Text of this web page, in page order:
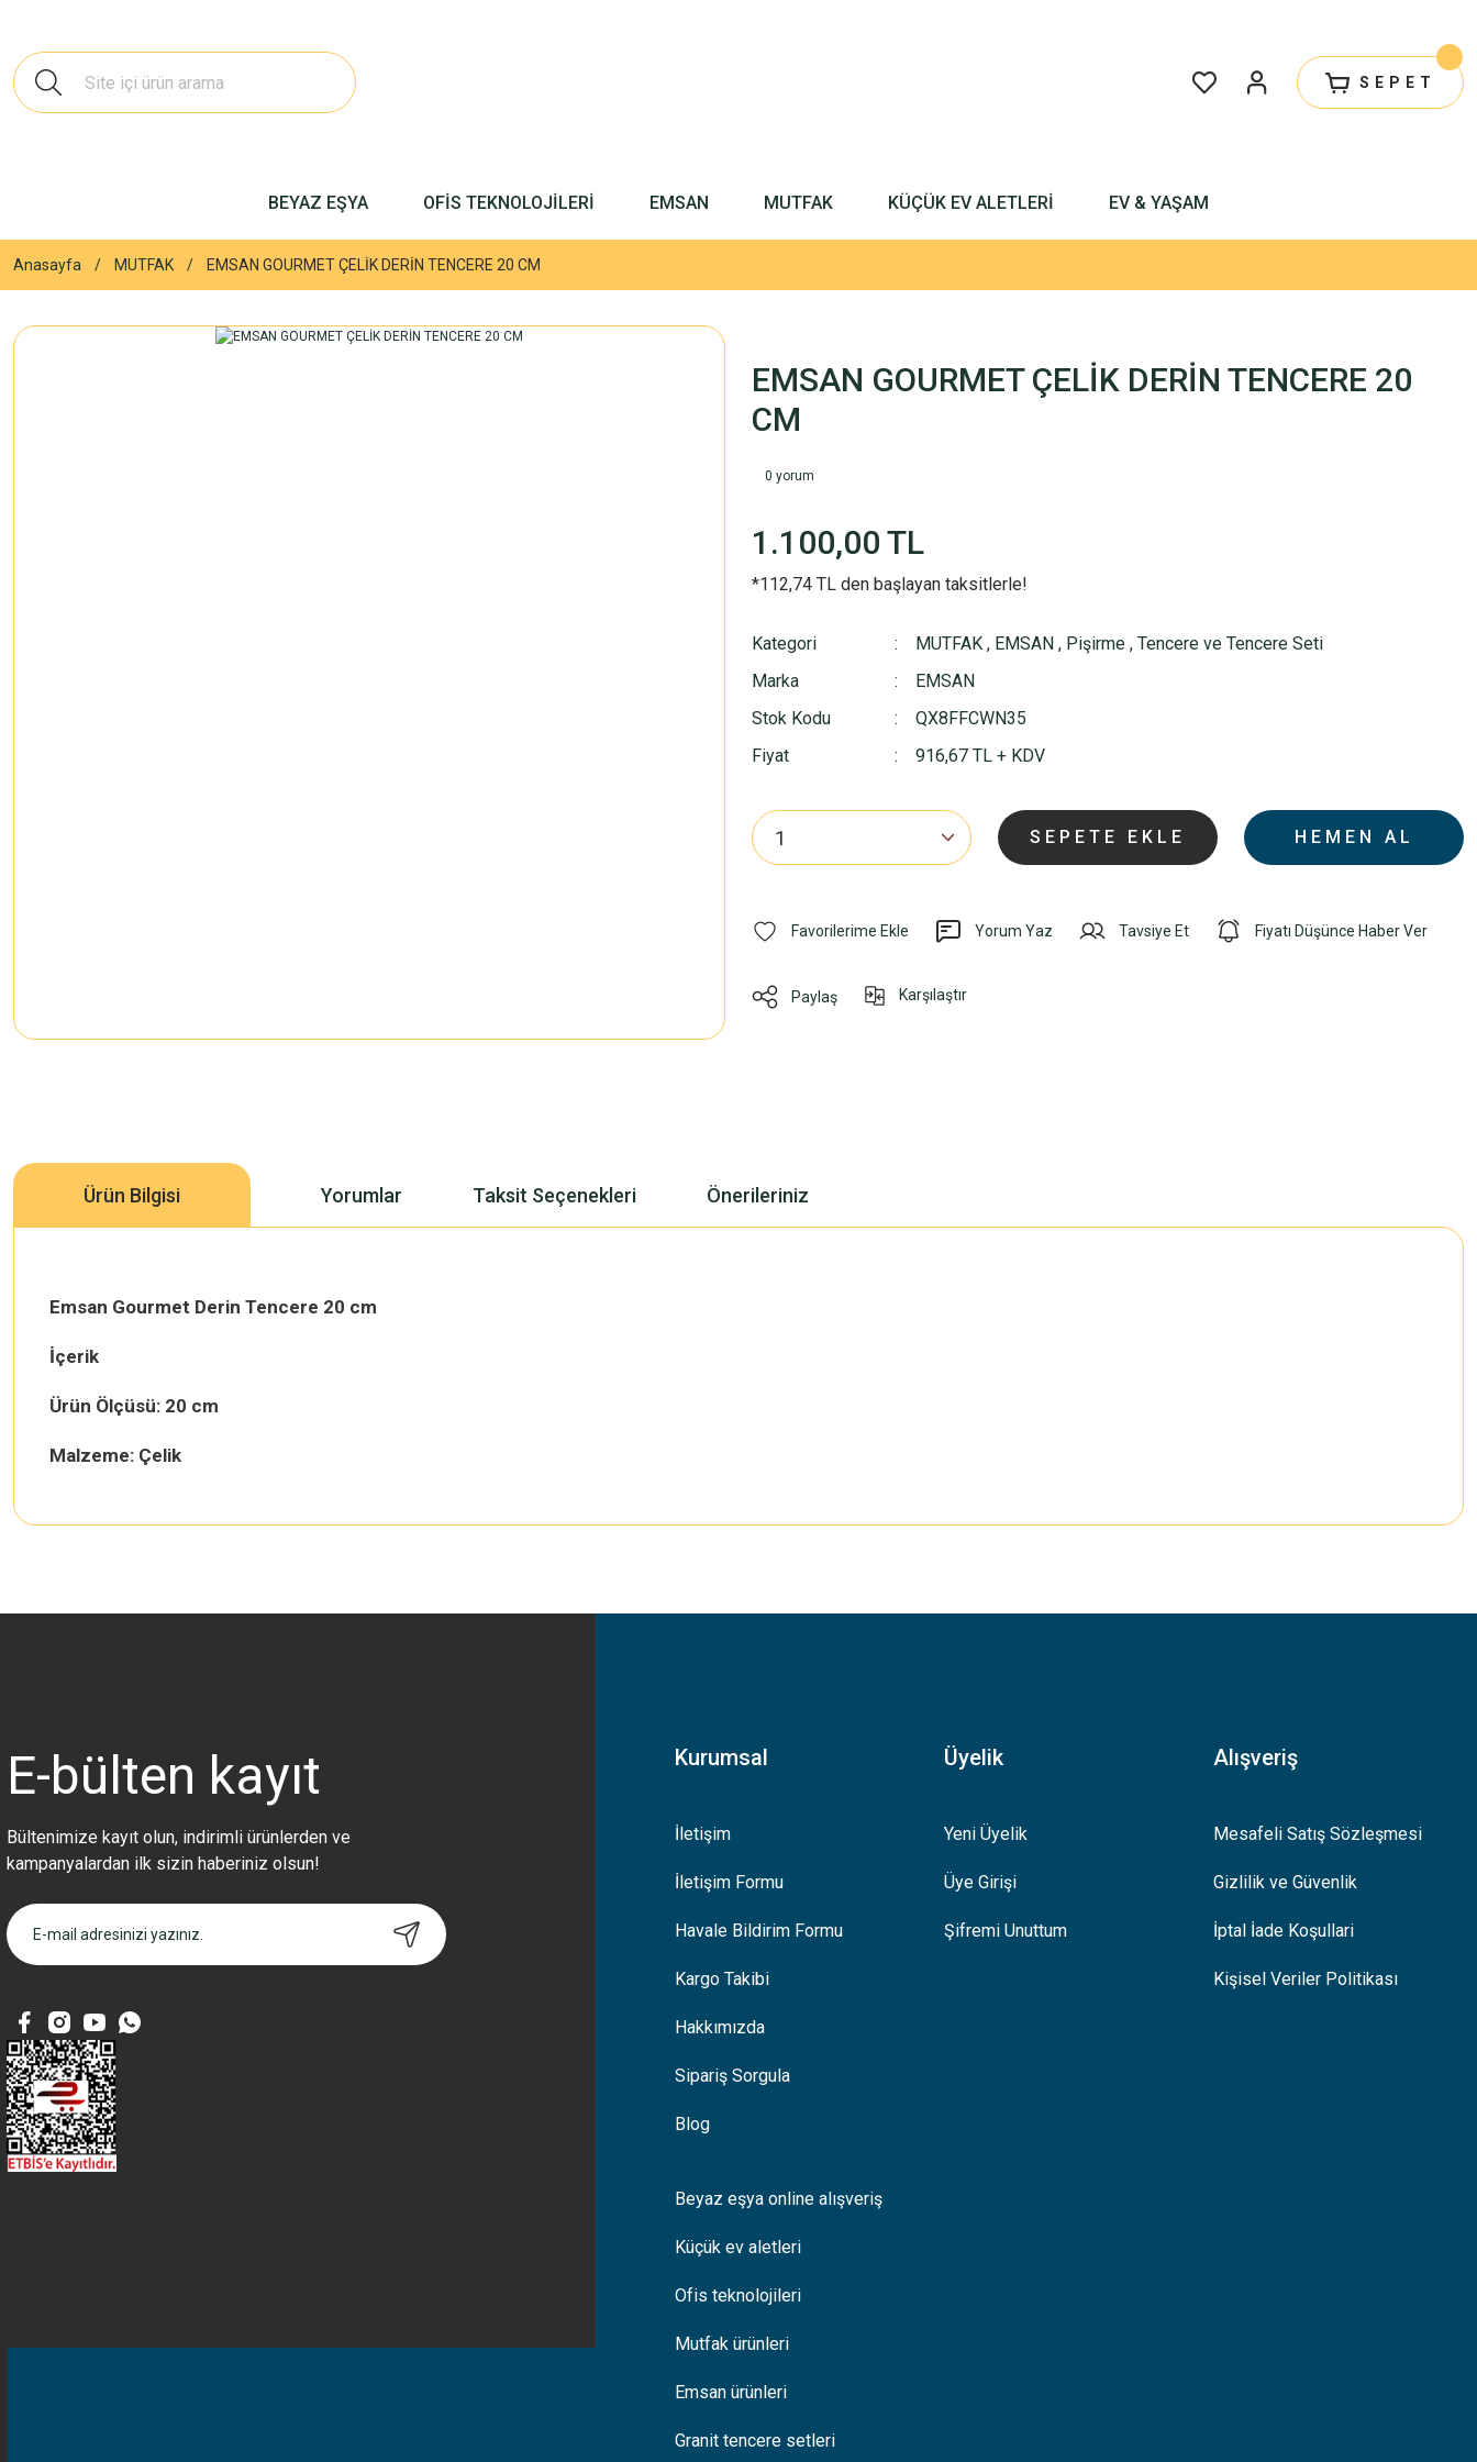
SEPET
BEYAZ EŞYA OFİS TEKNOLOJİLERİ EMSAN MUTFAK KÜÇÜK EV ALETLERİ EV & YAŞAM
Anasayfa MUTFAK EMSAN GOURMET ÇELİK DERİN TENCERE 20 CM
EMSAN GOURMET ÇELİK DERİN TENCERE 20
CM
0 yorum
1.100,00 TL
*112,74 TL den başlayan taksitlerle!
Kategori MUTFAK , EMSAN , Pişirme , Tencere ve Tencere Seti
Marka
EMSAN
Stok Kodu
QX8FFCWN35
Fiyat
916,67 TL + KDV
SEPETE EKLE HEMEN AL
Yorum Yaz Tavsiye Et Fiyatı Düşünce Haber Ver
Paylaş Karşılaştır
Ürün Bilgisi Yorumlar Taksit Seçenekleri Önerileriniz
Emsan Gourmet Derin Tencere 20 cm
İçerik
Ürün Ölçüsü: 20 cm
Malzeme: Çelik
Bu ürüne ilk yorumu siz yapın!
Bu ürüne benzer farklı alternatifler olmalı.
Gönder
E-bülten kayıt
Bültenimize kayıt olun, indirimli ürünlerden ve
kampanyalardan ilk sizin haberiniz olsun!
Kurumsal
İletişim
İletişim Formu
Havale Bildirim Formu
Kargo Takibi
Hakkımızda
Sipariş Sorgula
Blog
Üyelik
Yeni Üyelik
Üye Girişi
Şifremi Unuttum
Alışveriş
Mesafeli Satış Sözleşmesi
Gizlilik ve Güvenlik
İptal İade Koşullari
Kişisel Veriler Politikası
Beyaz eşya online alışveriş
Küçük ev aletleri
Ofis teknolojileri
Mutfak ürünleri
Emsan ürünleri
Granit tencere setleri